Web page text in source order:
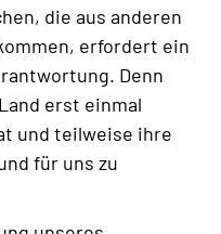
die aus anderen
erfordert ein
Denn
erst einmal
und teilweise ihre
für uns zu